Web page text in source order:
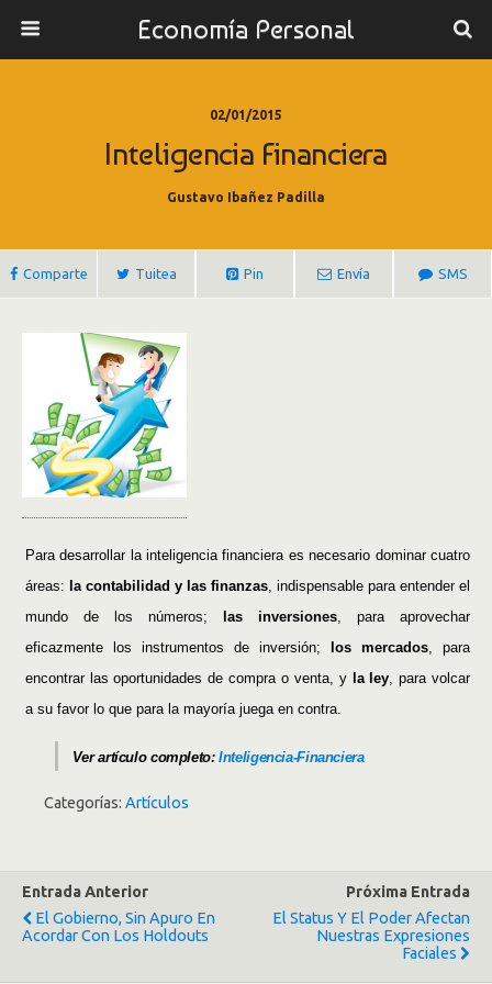
Economía Personal
02/01/2015
Inteligencia Financiera
Gustavo Ibañez Padilla
Comparte Tuitea Pin Envía SMS
Para desarrollar la inteligencia financiera es necesario dominar cuatro
áreas: la contabilidad y las finanzas, indispensable para entender el
mundo de los números;
las inversiones, para aprovechar
eficazmente los instrumentos de inversión;
los mercados, para
encontrar las oportunidades de compra o venta, y la ley, para volcar
a su favor lo que para la mayoría juega en contra.
Ver artículo completo:Inteligencia-Financiera
Categorías: Artículos
Entrada Anterior
El Gobierno, Sin Apuro En
Acordar Con Los Holdouts
Próxima Entrada
El Status Y El Poder Afectan
Nuestras Expresiones
Faciales